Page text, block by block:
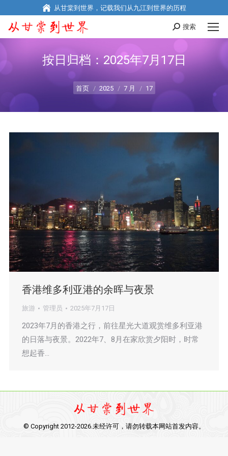
从甘棠到世界，记载我们从九江到世界的历程
Search:
搜索
按日归档：2025年7月17日
首页 2025 7 月 17
香港维多利亚港的余晖与夜景
旅游 管理员 2025年7月17日
2023年7月的香港之行，前往星光大道观赏维多利亚港
的日落与夜景。2022年7、8月在家欣赏夕阳时，时常
想起香…
© Copyright 2012-2026.未经许可，请勿转载本网站首发内容。